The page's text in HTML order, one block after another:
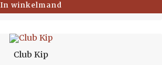
In winkelmand
Club Kip